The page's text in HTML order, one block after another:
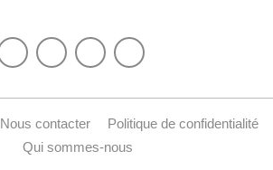
Nous contacter
Politique de confidentialité
Qui sommes-nous